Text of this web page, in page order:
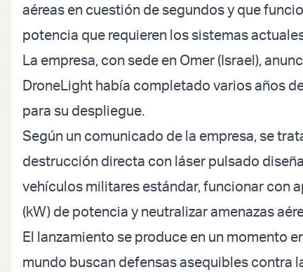
aéreas en cuestión de segundos y que
potencia que requieren los sistemas
La empresa, con sede en Omer (Israel),
DroneLight había completado varios años
para su despliegue.
Según un comunicado de la empresa, se
destrucción directa con láser pulsado
vehículos militares estándar, funcionar con
(kW) de potencia y neutralizar amenazas
El lanzamiento se produce en un momento
mundo buscan defensas asequibles contra